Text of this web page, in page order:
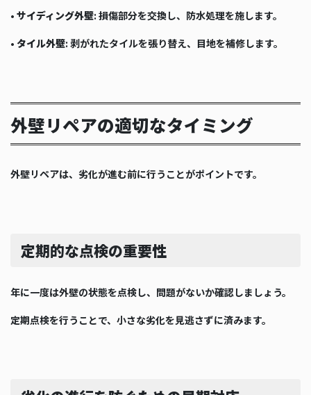
• サイディング外壁: 損傷部分を交換し、防水処理を施します。
• タイル外壁: 剥がれたタイルを張り替え、目地を補修します。
外壁リペアの適切なタイミング
外壁リペアは、劣化が進む前に行うことがポイントです。
定期的な点検の重要性
年に一度は外壁の状態を点検し、問題がないか確認しましょう。
定期点検を行うことで、小さな劣化を見逃さずに済みます。